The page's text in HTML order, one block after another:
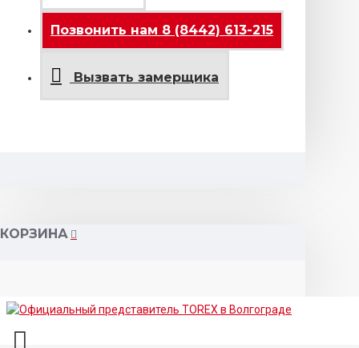
Позвонить нам 8 (8442) 613-215
Вызвать замерщика
КОРЗИНА